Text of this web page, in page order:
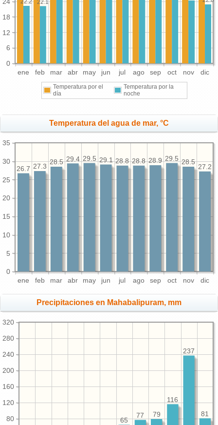
ene feb mar abr may jun jul ago sep oct nov dic
0
6
12
18
22.1
22.2
Temperatura por el
día
Temperatura por la
noche
Temperatura del agua de mar, °C
ene feb mar abr may jun jul ago sep oct nov dic
0
5
10
15
20
25
30
35
27.2
28.5
29.5
28.9
28.8
28.8
29.1
29.5
29.4
28.5
27.3
26.7
Precipitaciones en Mahabalipuram, mm
80
120
160
200
240
280
320
81
237
116
79
77
65